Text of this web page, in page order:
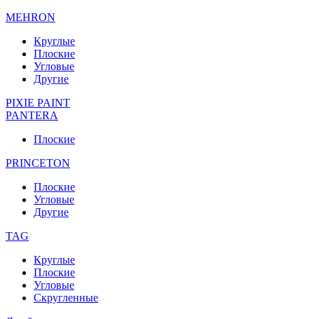
MEHRON
Круглые
Плоские
Угловые
Другие
PIXIE PAINT
PANTERA
Плоские
PRINCETON
Плоские
Угловые
Другие
TAG
Круглые
Плоские
Угловые
Скругленные